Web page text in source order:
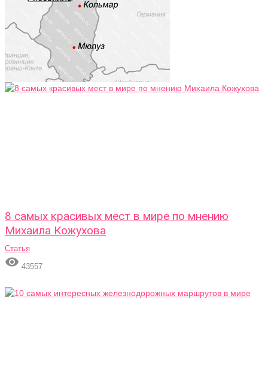
8 самых красивых мест в мире по мнению
Михаила Кожухова
Статья
 43557